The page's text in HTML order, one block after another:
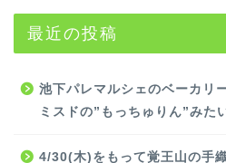
最近の投稿
池下パレマルシェのベーカリ
ミスドの”もっちゅりん”みた
4/30(木)をもって覚王山の手